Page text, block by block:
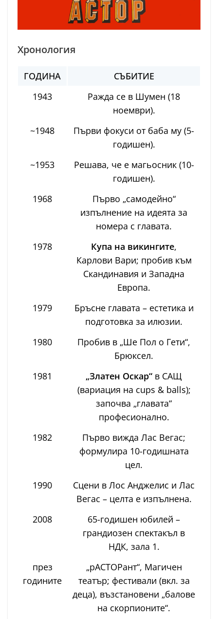
Хронология
ГОДИНА
СЪБИТИЕ
1943
Ражда се в Шумен (18
ноември).
~1948
Първи фокуси от баба му (5-
годишен).
~1953
Решава, че е магьосник (10-
годишен).
1968
Първо „самодейно“
изпълнение на идеята за
номера с главата.
1978
Купа на викингите,
Карлови Вари; пробив към
Скандинавия и Западна
Европа.
1979
Бръсне главата – естетика и
подготовка за илюзии.
1980
Пробив в „Ше Пол о Гети“,
Брюксел.
1981
„Златен Оскар“ в САЩ
(вариация на cups & balls);
започва „главата“
професионално.
1982
Първо вижда Лас Вегас;
формулира 10-годишната
цел.
1990
Сцени в Лос Анджелис и Лас
Вегас – целта е изпълнена.
2008
65-годишен юбилей –
грандиозен спектакъл в
НДК, зала 1.
през
годините
„рАСТОРант“, Магичен
театър; фестивали (вкл. за
деца), възстановени „балове
на скорпионите“.